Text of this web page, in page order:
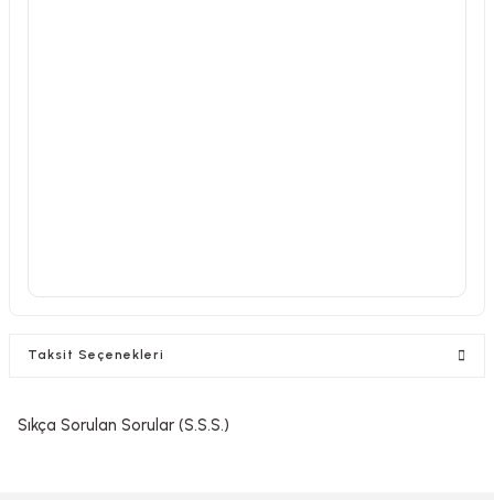
Taksit Seçenekleri
Sıkça Sorulan Sorular (S.S.S.)